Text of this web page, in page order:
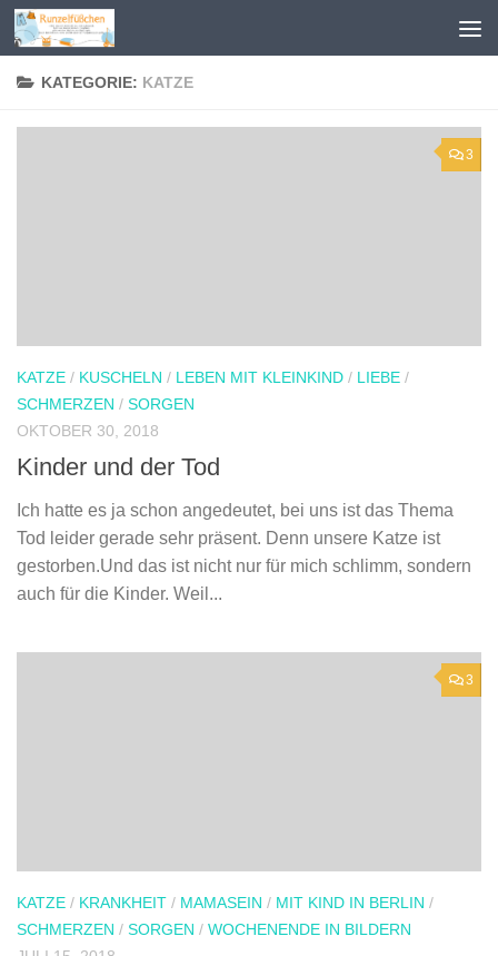
Zum Inhalt springen
KATEGORIE: KATZE
3
KATZE / KUSCHELN / LEBEN MIT KLEINKIND / LIEBE /
SCHMERZEN / SORGEN
OKTOBER 30, 2018
Kinder und der Tod
Ich hatte es ja schon angedeutet, bei uns ist das Thema
Tod leider gerade sehr präsent. Denn unsere Katze ist
gestorben.Und das ist nicht nur für mich schlimm, sondern
auch für die Kinder. Weil...
3
KATZE / KRANKHEIT / MAMASEIN / MIT KIND IN BERLIN /
SCHMERZEN / SORGEN / WOCHENENDE IN BILDERN